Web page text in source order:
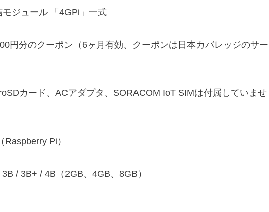
ジュール 「4GPi」一式
円分のクーポン（6ヶ月有効、クーポンは日本カバレッジのサー
カード、ACアダプタ、SORACOM IoT SIMは付属していませ
Pi）
/ 3B+ / 4B（2GB、4GB、8GB）